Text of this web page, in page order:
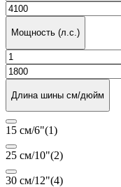
Мощность (л.с.)
Длина шины см/дюйм
15 см/6"(1)
25 см/10"(2)
30 см/12"(4)